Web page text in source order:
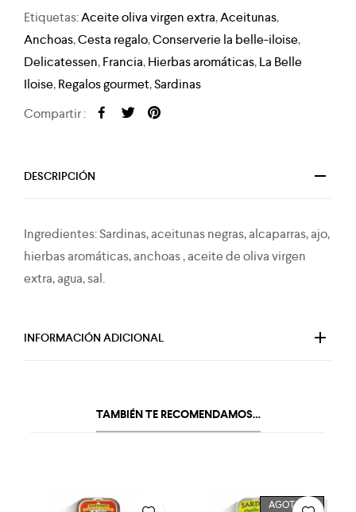
Etiquetas:Aceite oliva virgen extra,Aceitunas,
Anchoas,Cesta regalo,Conserverie la belle-iloise,
Delicatessen,Francia,Hierbas aromáticas,La Belle
Iloise,Regalos gourmet,Sardinas
Compartir :
DESCRIPCIÓN
Ingredientes: Sardinas, aceitunas negras, alcaparras, ajo,
hierbas aromáticas, anchoas , aceite de oliva virgen
extra, agua, sal.
INFORMACIÓN ADICIONAL
TAMBIÉN TE RECOMENDAMOS…
AGOTADO